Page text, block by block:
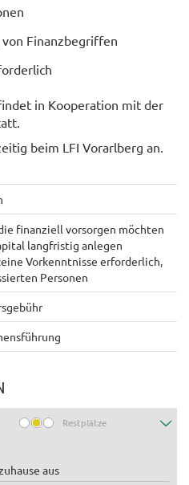
Finanzbegriffen
in Kooperation mit der
beim LFI Vorarlberg an.
finanziell vorsorgen möchten
langfristig anlegen
Vorkenntnisse erforderlich,
Personen
Restplätze
aus